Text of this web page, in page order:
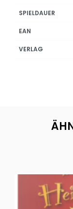
SPIELDAUER
EAN
VERLAG